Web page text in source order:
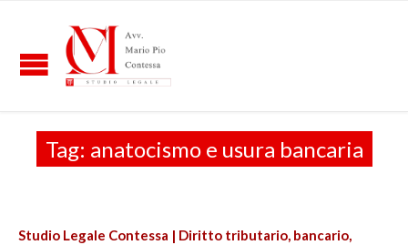
Tag: anatocismo e usura bancaria
Studio Legale Contessa | Diritto tributario, bancario,